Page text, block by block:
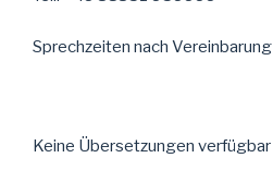
Sprechzeiten nach Vereinbarung
Keine Übersetzungen verfügbar